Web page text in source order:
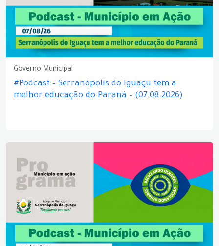
Governo Municipal
#Podcast – Serranópolis do Iguaçu tem a
melhor educação do Paraná – (07.08.2026)